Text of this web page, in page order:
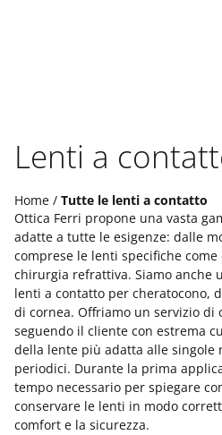
Lenti a
Home / Tutte le lenti a contatto
Ottica Ferri propone una vasta
adatte a tutte le esigenze: dalle
comprese le lenti specifiche
chirurgia refrattiva. Siamo anche
lenti a contatto per cheratocono,
di cornea. Offriamo un servizio di
seguendo il cliente con estrema
della lente più adatta alle singole
periodici. Durante la prima
tempo necessario per spiegare
conservare le lenti in modo
comfort e la sicurezza.